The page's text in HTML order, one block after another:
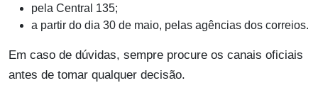
pela Central 135;
a partir do dia 30 de maio, pelas agências dos correios.
Em caso de dúvidas, sempre procure os canais oficiais
antes de tomar qualquer decisão.